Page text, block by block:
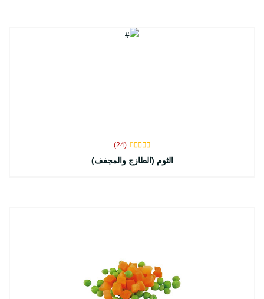
(24)
الثوم (الطازج والمجفف)